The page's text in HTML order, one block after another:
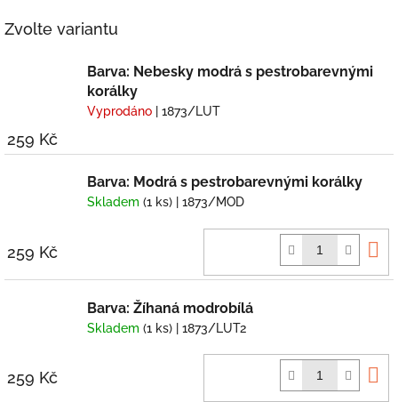
Zvolte variantu
Barva: Nebesky modrá s pestrobarevnými
korálky
Vyprodáno | 1873/LUT
259 Kč
Barva: Modrá s pestrobarevnými korálky
Skladem (1 ks) | 1873/MOD
259 Kč
Barva: Žíhaná modrobílá
Skladem (1 ks) | 1873/LUT2
259 Kč